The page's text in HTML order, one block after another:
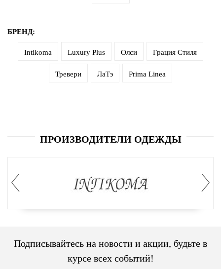
БРЕНД:
Intikoma Luxury Plus Олси Грация Стиля
Тревери ЛаТэ Prima Linea
ПРОИЗВОДИТЕЛИ ОДЕЖДЫ
Подписывайтесь на новости и акции, будьте в
курсе всех событий!